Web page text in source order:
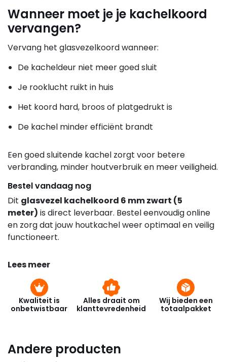
Wanneer moet je je kachelkoord
vervangen?
Vervang het glasvezelkoord wanneer:
De kacheldeur niet meer goed sluit
Je rooklucht ruikt in huis
Het koord hard, broos of platgedrukt is
De kachel minder efficiënt brandt
Een goed sluitende kachel zorgt voor betere
verbranding, minder houtverbruik en meer veiligheid.
Bestel vandaag nog
Dit glasvezel kachelkoord 6 mm zwart (5
meter) is direct leverbaar. Bestel eenvoudig online
en zorg dat jouw houtkachel weer optimaal en veilig
functioneert.
Lees meer
Kwaliteit is
onbetwistbaar
Alles draait om
klanttevredenheid
Wij bieden een
totaalpakket
Andere producten